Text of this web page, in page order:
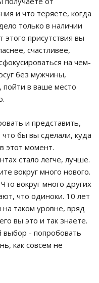
и что теряете, когда
только в наличии
присутствия вы
счастливее,
на чем-
без мужчины,
в ваше место
и представить,
бы вы сделали, куда
этот момент.
стало легче, лучше.
вокруг много нового.
вокруг много других
что одиноки. 10 лет
таком уровне, вряд
вы это и так знаете.
- попробовать
как совсем не